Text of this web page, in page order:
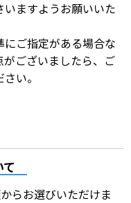
いますようお願いいた
ご指定がある場合な
がございましたら、ご
い。
て
らお選びいただけま